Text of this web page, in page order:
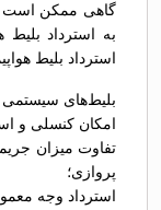
گاهی ممکن است
به استرداد بلیط
استرداد بلیط
بلیط‌های سیستمی
امکان کنسلی و
تفاوت میزان
پروازی؛
استرداد وجه